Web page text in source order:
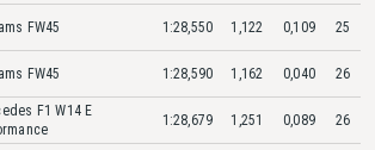
FW45 1:28,550 1,122 0,109 25
FW45 1:28,590 1,162 0,040 26
F1 W14 E
1:28,679 1,251 0,089 26